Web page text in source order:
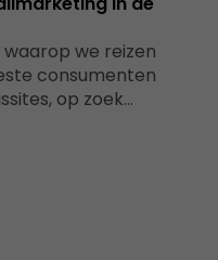
we reizen
consumenten
op zoek…